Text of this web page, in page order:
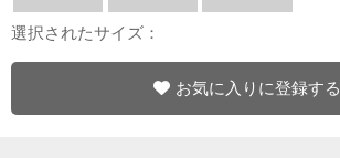
選択されたサイズ：
お気に入りに登録する